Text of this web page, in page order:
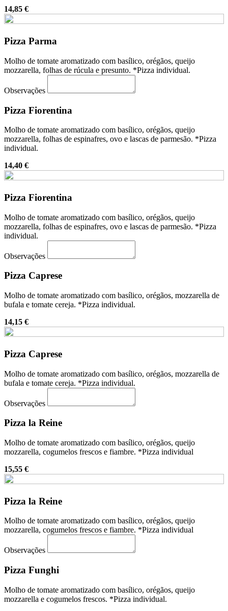
14,85 €
Pizza Parma
Molho de tomate aromatizado com basílico, orégãos, queijo
mozzarella, folhas de rúcula e presunto. *Pizza individual.
Observações
Pizza Fiorentina
Molho de tomate aromatizado com basílico, orégãos, queijo
mozzarella, folhas de espinafres, ovo e lascas de parmesão. *Pizza
individual.
14,40 €
Pizza Fiorentina
Molho de tomate aromatizado com basílico, orégãos, queijo
mozzarella, folhas de espinafres, ovo e lascas de parmesão. *Pizza
individual.
Observações
Pizza Caprese
Molho de tomate aromatizado com basílico, orégãos, mozzarella de
bufala e tomate cereja. *Pizza individual.
14,15 €
Pizza Caprese
Molho de tomate aromatizado com basílico, orégãos, mozzarella de
bufala e tomate cereja. *Pizza individual.
Observações
Pizza la Reine
Molho de tomate aromatizado com basílico, orégãos, queijo
mozzarella, cogumelos frescos e fiambre. *Pizza individual
15,55 €
Pizza la Reine
Molho de tomate aromatizado com basílico, orégãos, queijo
mozzarella, cogumelos frescos e fiambre. *Pizza individual
Observações
Pizza Funghi
Molho de tomate aromatizado com basílico, orégãos, queijo
mozzarella e cogumelos frescos. *Pizza individual.